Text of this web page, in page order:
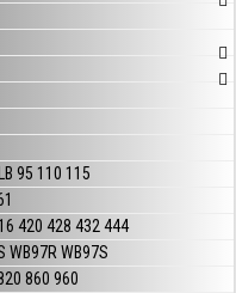
95 110 115
420 428 432 444
WB97S
860 960